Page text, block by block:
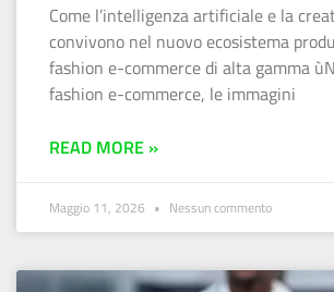
Come l’intelligenza artificiale e la
convivono nel nuovo ecosistema
fashion e-commerce di alta gamma
fashion e-commerce, le immagini
READ MORE »
Maggio 11, 2026 Nessun commento